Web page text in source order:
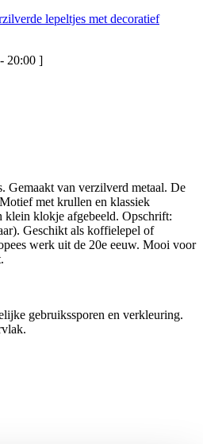
20:00 ]
Gemaakt van verzilverd metaal. De
met krullen en klassiek
klein klokje afgebeeld. Opschrift:
Geschikt als koffielepel of
werk uit de 20e eeuw. Mooi voor
gebruikssporen en verkleuring.